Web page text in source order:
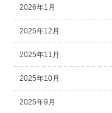
2026年1月
2025年12月
2025年11月
2025年10月
2025年9月